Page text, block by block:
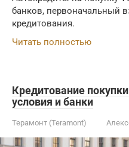
банков, первоначальный
кредитования.
Читать полностью
Кредитование
условия и банки
Терамонт (Teramont)